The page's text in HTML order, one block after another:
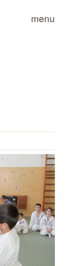
menu